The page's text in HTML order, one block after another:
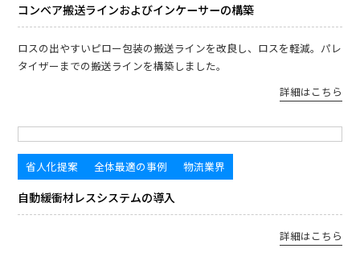
コンベア搬送ラインおよびインケーサーの構築
ロスの出やすいピロー包装の搬送ラインを改良し、ロスを軽減。パレ
タイザーまでの搬送ラインを構築しました。
詳細はこちら
省人化提案 全体最適の事例 物流業界
自動緩衝材レスシステムの導入
詳細はこちら